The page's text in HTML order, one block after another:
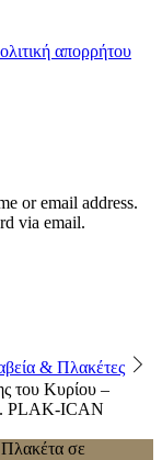
απορρήτου
or email address.
via email.
& Πλακέτες
του Κυρίου –
PLAK-ICAN